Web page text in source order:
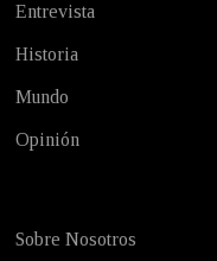
Entrevista
Historia
Mundo
Opinión
Sobre Nosotros